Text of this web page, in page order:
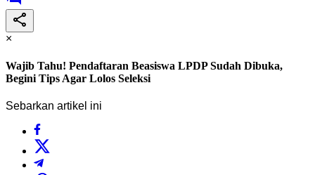
×
Wajib Tahu! Pendaftaran Beasiswa LPDP Sudah Dibuka,
Begini Tips Agar Lolos Seleksi
Sebarkan artikel ini